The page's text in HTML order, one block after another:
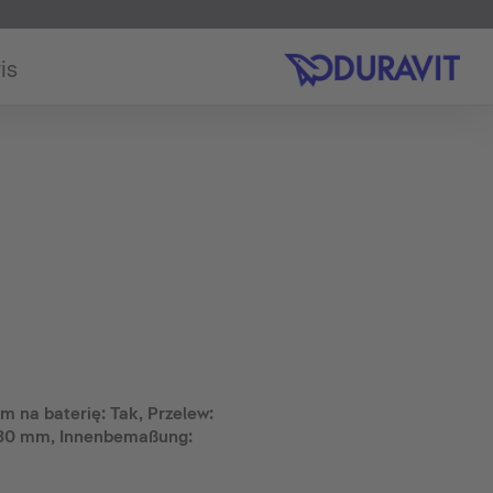
na baterię: Tak, Przelew:
mm, Innenbemaßung: